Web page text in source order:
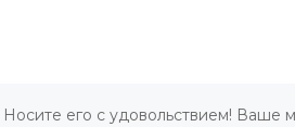
его с удовольствием! Ваше